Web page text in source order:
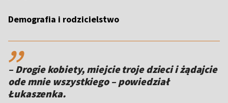
Demografia i rodzicielstwo
,,
– Drogie kobiety, miejcie troje dzieci i żądajcie
ode mnie wszystkiego – powiedział
Łukaszenka.